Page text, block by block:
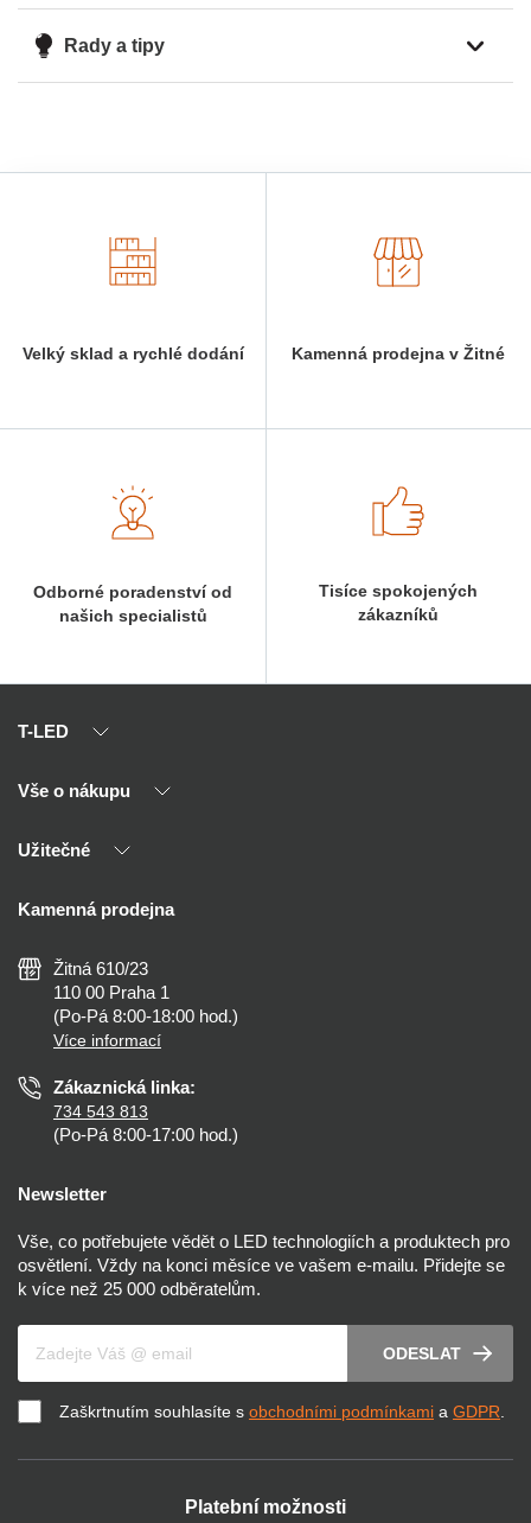
Rady a tipy
Velký sklad a rychlé dodání Kamenná prodejna v Žitné
Odborné poradenství od
našich specialistů
Tisíce spokojených
zákazníků
T-LED
O nás
Kontakty
Vše o nákupu
Výhody T-LED
Montáž
Nejčastější dotazy
Než koupíte
Osvětlení dle místnosti
Užitečné
Reklamace a vrácení
Zásady ochrany soukromí
Nastavení cookies
Prohlášení o přístupnosti
Kamenná prodejna
Žitná 610/23
110 00 Praha 1
(Po-Pá 8:00-18:00 hod.)
Více informací
Zákaznická linka:
734 543 813
(Po-Pá 8:00-17:00 hod.)
Newsletter
Vše, co potřebujete vědět o LED technologiích a produktech pro
osvětlení. Vždy na konci měsíce ve vašem e-mailu. Přidejte se
k více než 25 000 odběratelům.
ODESLAT
Zaškrtnutím souhlasíte s obchodními podmínkami a GDPR.
Platební možnosti